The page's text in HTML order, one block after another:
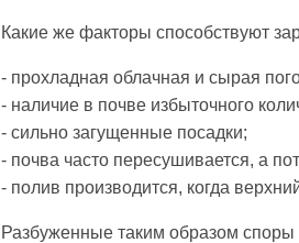
Какие же факторы способствуют
- прохладная облачная и сырая
- наличие в почве избыточного
- сильно загущенные посадки;
- почва часто пересушивается, а
- полив производится, когда
Разбуженные таким образом споры